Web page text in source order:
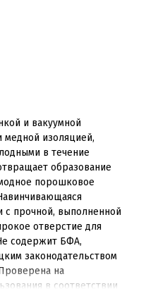
и вакуумной
изоляцией,
в течение
образование
порошковое
прочной, выполненной
отверстие для
содержит БФА,
законодательством
на
в соответствии
льда. Объем 1 л.